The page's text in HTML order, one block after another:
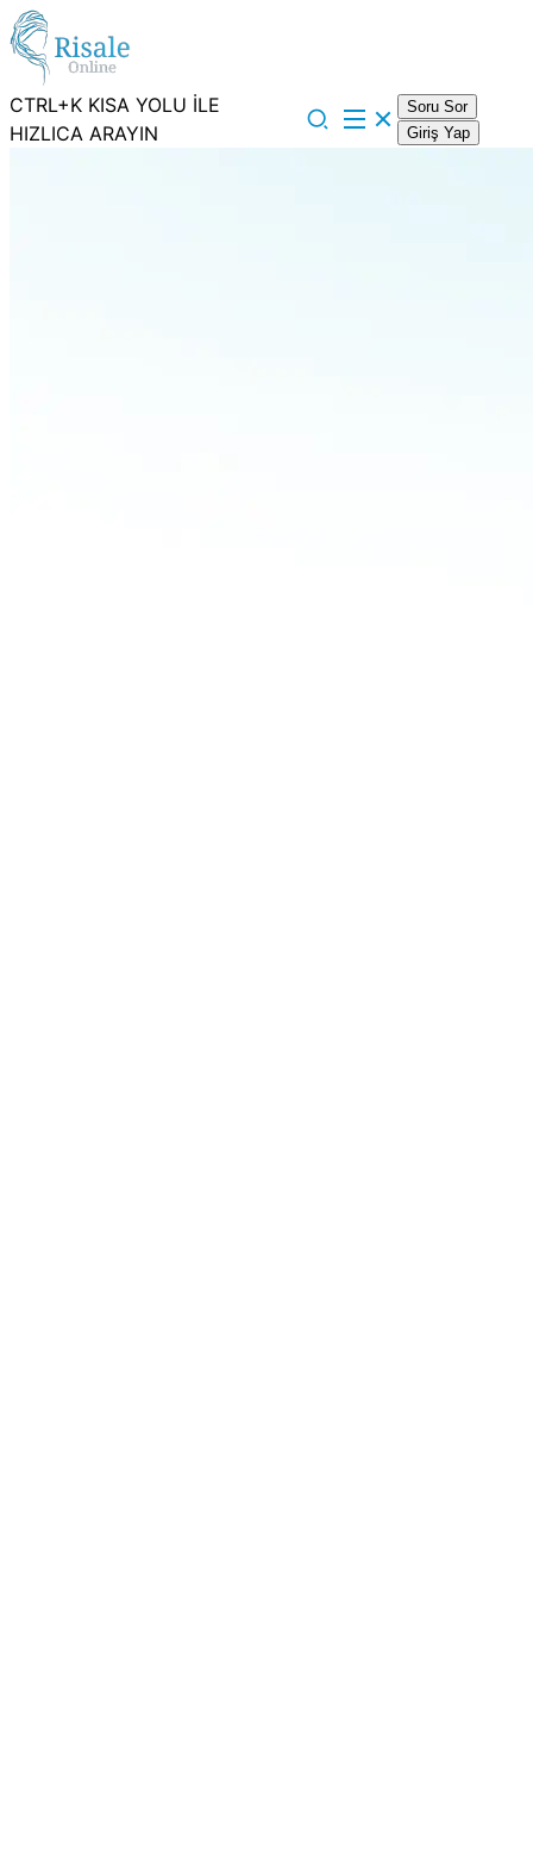
CTRL+K KISA YOLU İLE
HIZLICA ARAYIN
Soru Sor
Giriş Yap